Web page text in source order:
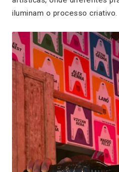
iluminam o processo criativo.